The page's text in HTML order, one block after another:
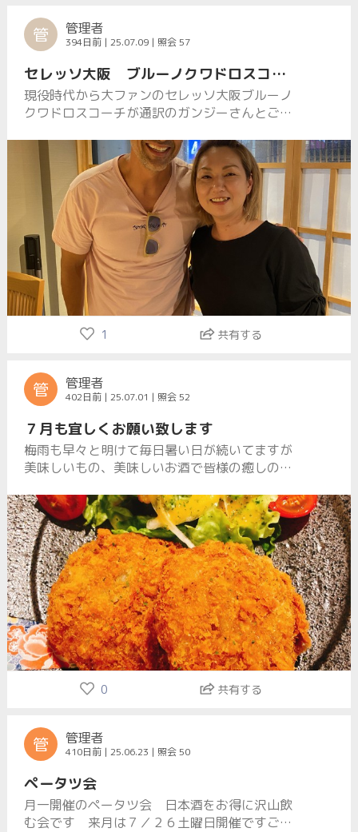
管 管理者
394日前 | 25.07.09 | 照会 57
セレッソ大阪 ブルーノクワドロスコーチご来店
現役時代から大ファンのセレッソ大阪ブルーノ
クワドロスコーチが通訳のガンジーさんとご来
した
1 共有する
管 管理者
402日前 | 25.07.01 | 照会 52
７月も宜しくお願い致します
梅雨も早々と明けて毎日暑い日が続いてますが
美味しいもの、美味しいお酒で皆様の癒しの場
ます人気の米沢牛メンチカツ復活しました
0 共有する
管 管理者
410日前 | 25.06.23 | 照会 50
ペータツ会
月一開催のペータツ会 日本酒をお得に沢山飲
む会です 来月は７／２６土曜日開催ですご興